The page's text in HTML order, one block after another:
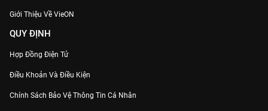
Giới Thiệu Về VieON
QUY ĐỊNH
Hợp Đồng Điện Tử
Điều Khoản Và Điều Kiện
Chính Sách Bảo Vệ Thông Tin Cá Nhân